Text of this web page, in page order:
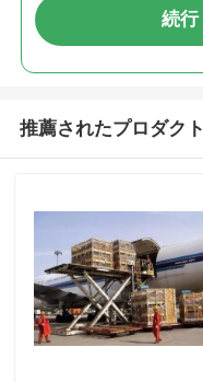
続行
推薦されたプロダクト